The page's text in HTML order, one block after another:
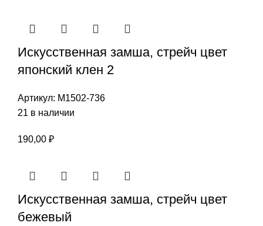
Искусственная замша, стрейч цвет
японский клен 2
Артикул: М1502-736
21 в наличии
190,00 ₽
Искусственная замша, стрейч цвет
бежевый